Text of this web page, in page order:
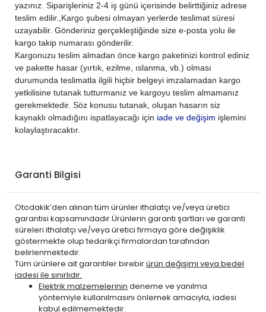
yazınız. Siparişleriniz 2-4 iş günü içerisinde belirttiğiniz adrese
teslim edilir., Kargo şubesi olmayan yerlerde teslimat süresi
uzayabilir. Gönderiniz gerçekleştiğinde size e-posta yolu ile
kargo takip numarası gönderilir.
Kargonuzu teslim almadan önce kargo paketinizi kontrol ediniz
ve pakette hasar (yırtık, ezilme, ıslanma, vb.) olması
durumunda teslimatla ilgili hiçbir belgeyi imzalamadan kargo
yetkilisine tutanak tutturmanız ve kargoyu teslim almamanız
gerekmektedir. Söz konusu tutanak, oluşan hasarın siz
kaynaklı olmadığını ispatlayacağı için iade ve değişim işlemini
kolaylaştıracaktır.
Garanti Bilgisi
Otodakik’den alınan tüm ürünler ithalatçı ve/veya üretici
garantisi kapsamındadır.Ürünlerin garanti şartları ve garanti
süreleri ithalatçı ve/veya üretici firmaya göre değişiklik
göstermekte olup tedarikçi firmalardan tarafından
belirlenmektedir.
Tüm ürünlere ait garantiler birebirürün değişimi veya bedel
iadesi ile sınırlıdır.
Elektrik malzemelerinin deneme ve yanılma
yöntemiyle kullanılmasını önlemek amacıyla, iadesi
kabul edilmemektedir.